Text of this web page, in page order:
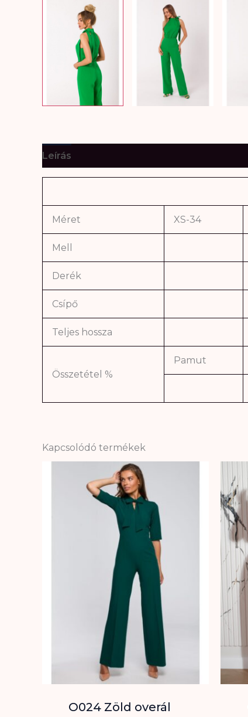
Leírás
Méret XS-34
Mell
Derék
Csípő
Teljes hossza
Összetétel %
Pamut
Kapcsolódó termékek
O024 Zöld overál